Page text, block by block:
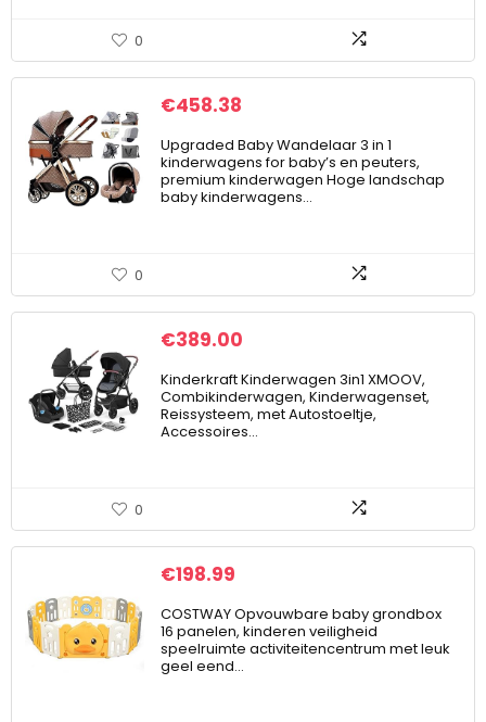
0
€458.38
Upgraded Baby Wandelaar 3 in 1
kinderwagens for baby’s en peuters,
premium kinderwagen Hoge landschap
baby kinderwagens…
0
€389.00
Kinderkraft Kinderwagen 3in1 XMOOV,
Combikinderwagen, Kinderwagenset,
Reissysteem, met Autostoeltje,
Accessoires…
0
€198.99
COSTWAY Opvouwbare baby grondbox
16 panelen, kinderen veiligheid
speelruimte activiteitencentrum met leuk
geel eend…